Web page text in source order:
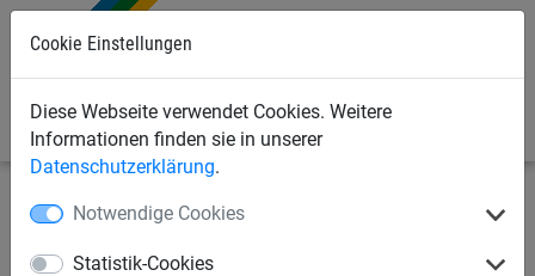
Cookie Einstellungen
Diese Webseite verwendet Cookies. Weitere
Informationen finden sie in unserer
Datenschutzerklärung.
Notwendige Cookies
Statistik-Cookies
Industrienetze Palettenregal-Sicherheitsnetze
Netze